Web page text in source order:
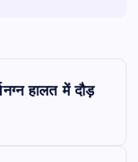
हालत में दौड़